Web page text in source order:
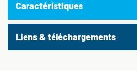
Caractéristiques
Liens & téléchargements